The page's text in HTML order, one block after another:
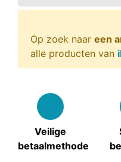
Op zoek naar een
alle producten van
Veilige
betaalmethode